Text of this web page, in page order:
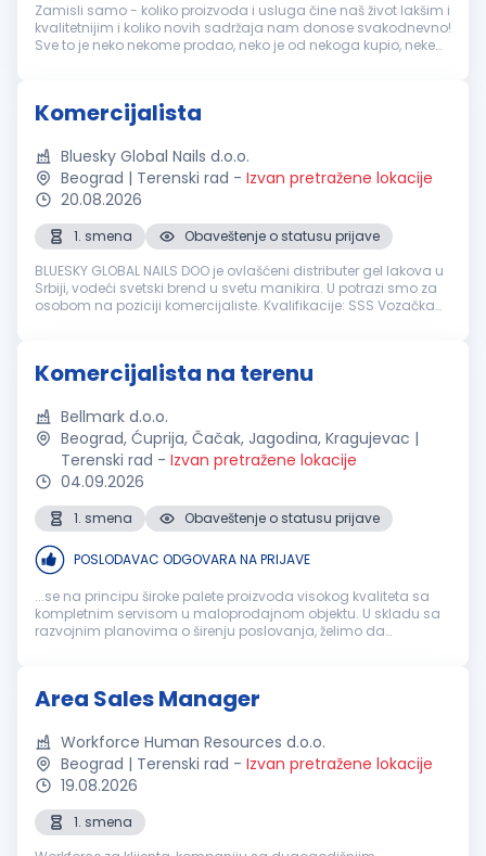
Zamisli samo - koliko proizvoda i usluga čine naš život lakšim i
kvalitetnijim i koliko novih sadržaja nam donose svakodnevno!
Sve to je neko nekome prodao, neko je od nekoga kupio, neke
Komercijalista
Bluesky Global Nails d.o.o.
Beograd | Terenski rad - Izvan pretražene lokacije
20.08.2026
1. smena
Obaveštenje o statusu prijave
BLUESKY GLOBAL NAILS DOO je ovlašćeni distributer gel lakova u
Srbiji, vodeći svetski brend u svetu manikira. U potrazi smo za
osobom na poziciji komercijaliste. Kvalifikacije: SSS Vozačka
Komercijalista na terenu
Bellmark d.o.o.
Beograd, Ćuprija, Čačak, Jagodina, Kragujevac |
Terenski rad - Izvan pretražene lokacije
04.09.2026
1. smena Obaveštenje o statusu prijave
POSLODAVAC ODGOVARA NA PRIJAVE
...se na principu široke palete proizvoda visokog kvaliteta sa
kompletnim servisom u maloprodajnom objektu. U skladu sa
razvojnim planovima o širenju poslovanja, želimo da
Area Sales Manager
Workforce Human Resources d.o.o.
Beograd | Terenski rad - Izvan pretražene lokacije
19.08.2026
1. smena